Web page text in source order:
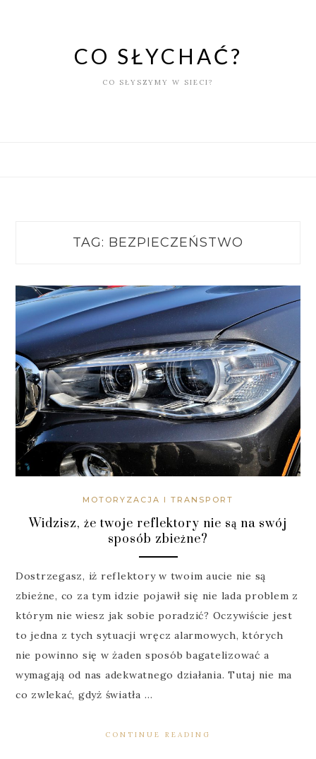
CO SŁYCHAĆ?
CO SŁYSZYMY W SIECI?
TAG: BEZPIECZEŃSTWO
MOTORYZACJA I TRANSPORT
Widzisz, że twoje reflektory nie są na swój
sposób zbieżne?
Dostrzegasz, iż reflektory w twoim aucie nie są
zbieżne, co za tym idzie pojawił się nie lada problem z
którym nie wiesz jak sobie poradzić? Oczywiście jest
to jedna z tych sytuacji wręcz alarmowych, których
nie powinno się w żaden sposób bagatelizować a
wymagają od nas adekwatnego działania. Tutaj nie ma
co zwlekać, gdyż światła …
CONTINUE READING